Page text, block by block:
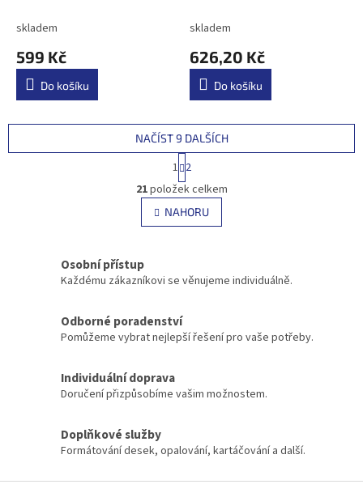
skladem
599 Kč
Do košíku
skladem
626,20 Kč
Do košíku
O
v
l
á
c
r
v
ý
s
u
NAČÍST 9 DALŠÍCH
t
r
á
n
k
n
1 2
21položek celkem
NAHORU
Osobní přístup
Každému zákazníkovi se věnujeme individuálně.
Odborné poradenství
Pomůžeme vybrat nejlepší řešení pro vaše potřeby.
Individuální doprava
Doručení přizpůsobíme vašim možnostem.
Doplňkové služby
Formátování desek, opalování, kartáčování a další.